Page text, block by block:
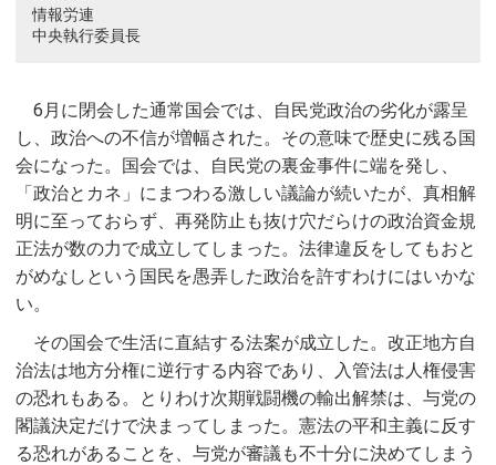
情報労連
中央執行委員長
6月に閉会した通常国会では、自民党政治の劣化が露呈
し、政治への不信が増幅された。その意味で歴史に残る国
会になった。国会では、自民党の裏金事件に端を発し、
「政治とカネ」にまつわる激しい議論が続いたが、真相解
明に至っておらず、再発防止も抜け穴だらけの政治資金規
正法が数の力で成立してしまった。法律違反をしてもおと
がめなしという国民を愚弄した政治を許すわけにはいかな
い。
その国会で生活に直結する法案が成立した。改正地方自
治法は地方分権に逆行する内容であり、入管法は人権侵害
の恐れもある。とりわけ次期戦闘機の輸出解禁は、与党の
閣議決定だけで決まってしまった。憲法の平和主義に反す
る恐れがあることを、与党が審議も不十分に決めてしまう